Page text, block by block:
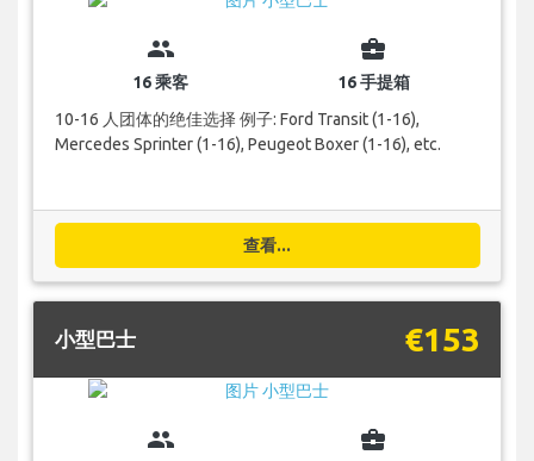
group
16 乘客
business_center
16 手提箱
10-16 人团体的绝佳选择 例子: Ford Transit (1-16),
Mercedes Sprinter (1-16), Peugeot Boxer (1-16), etc.
查看...
小型巴士 €153
group business_center